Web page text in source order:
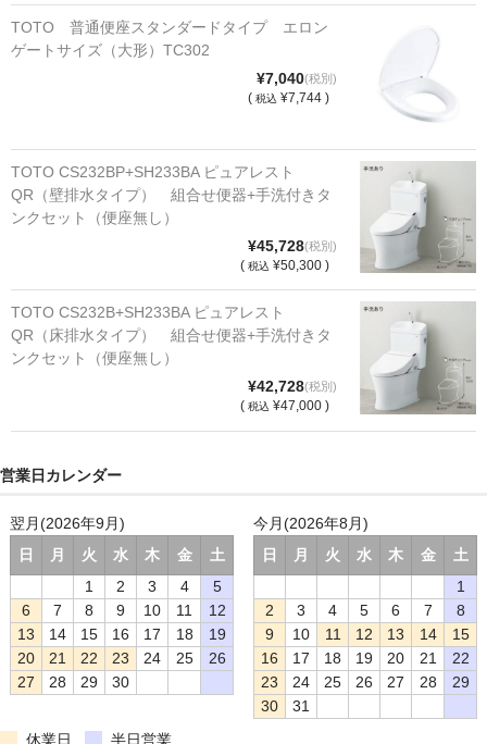
k
TOTO 普通便座スタンダードタイプ エロン
ゲートサイズ（大形）TC302
¥7,040(税別)
( 税込 ¥7,744 )
TOTO CS232BP+SH233BA ピュアレスト
QR（壁排水タイプ） 組合せ便器+手洗付きタ
ンクセット（便座無し）
¥45,728(税別)
( 税込 ¥50,300 )
TOTO CS232B+SH233BA ピュアレスト
QR（床排水タイプ） 組合せ便器+手洗付きタ
ンクセット（便座無し）
¥42,728(税別)
( 税込 ¥47,000 )
営業日カレンダー
今月(2026年8月)
日
月 火 水 木 金
土
1
2
3 4 5 6 7
8
9
10 11 12 13 14
15
16
17 18 19 20 21
22
23
24 25 26 27 28
29
30
31
翌月(2026年9月)
日
月 火 水 木 金
土
1
2 3 4
5
6
7 8 9 10 11
12
13
14 15 16 17 18
19
20
21 22 23 24 25
26
27
28 29 30
休業日 半日営業